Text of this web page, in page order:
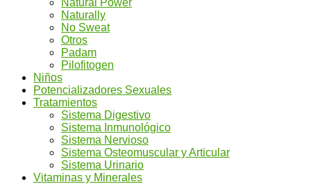
Naturally
No Sweat
Otros
Padam
Pilofitogen
Niños
Potencializadores Sexuales
Tratamientos
Sistema Digestivo
Sistema Inmunológico
Sistema Nervioso
Sistema Osteomuscular y Articular
Sistema Urinario
Vitaminas y Minerales